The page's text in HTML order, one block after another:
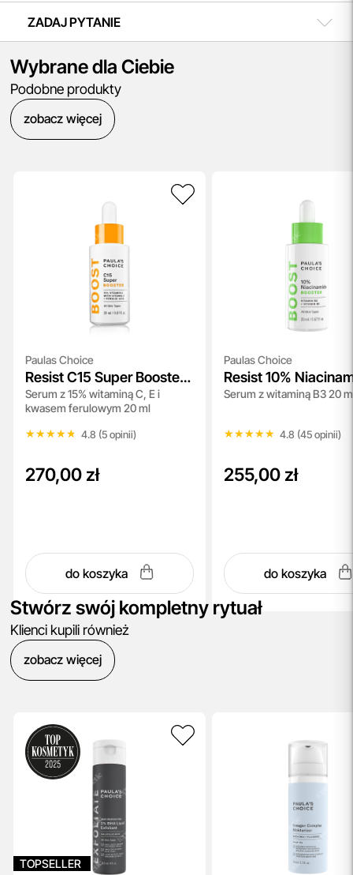
ZADAJ PYTANIE
Wybrane dla Ciebie
Podobne produkty
zobacz więcej
Paulas Choice
Resist C15 Super Booster
NEW
Serum z 15% witaminą C, E i
kwasem ferulowym 20 ml
★★★★★
★★★★★ 4.8 (5 opinii)
270,00 zł
do koszyka
Paulas Choice
Resist 10%
Booster
Serum z witaminą B3 20
★★★★★
★★★★★ 4.8 (45 opinii)
255,00 zł
do koszyka
Stwórz swój kompletny rytuał
Klienci kupili również
zobacz więcej
TOPSELLER